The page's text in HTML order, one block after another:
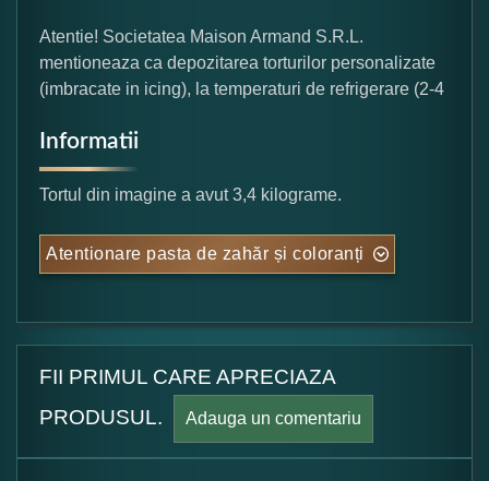
Atentie! Societatea Maison Armand S.R.L.
mentioneaza ca depozitarea torturilor personalizate
(imbracate in icing), la temperaturi de refrigerare (2-4
Informatii
Tortul din imagine a avut 3,4 kilograme.
Atentionare pasta de zahăr și coloranți
FII PRIMUL CARE APRECIAZA
PRODUSUL.
Adauga un comentariu